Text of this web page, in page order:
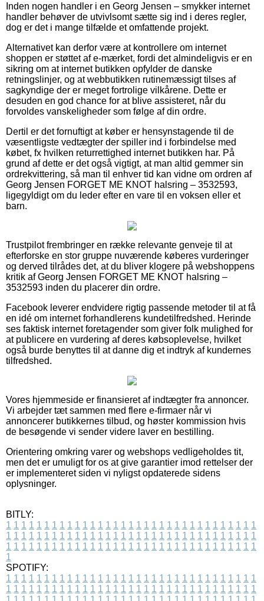
Inden nogen handler i en Georg Jensen – smykker internet
handler behøver de utvivlsomt sætte sig ind i deres regler,
dog er det i mange tilfælde et omfattende projekt.
Alternativet kan derfor være at kontrollere om internet
shoppen er støttet af e-mærket, fordi det almindeligvis er en
sikring om at internet butikken opfylder de danske
retningslinjer, og at webbutikken rutinemæssigt tilses af
sagkyndige der er meget fortrolige vilkårene. Dette er
desuden en god chance for at blive assisteret, når du
forvoldes vanskeligheder som følge af din ordre.
Dertil er det fornuftigt at køber er hensynstagende til de
væsentligste vedtægter der spiller ind i forbindelse med
købet, fx hvilken returrettighed internet butikken har. På
grund af dette er det også vigtigt, at man altid gemmer sin
ordrekvittering, så man til enhver tid kan vidne om ordren af
Georg Jensen FORGET ME KNOT halsring – 3532593,
ligegyldigt om du leder efter en vare til en voksen eller et
barn.
Trustpilot frembringer en række relevante genveje til at
efterforske en stor gruppe nuværende køberes vurderinger
og derved tilrådes det, at du bliver klogere på webshoppens
kritik af Georg Jensen FORGET ME KNOT halsring –
3532593 inden du placerer din ordre.
Facebook leverer endvidere rigtig passende metoder til at få
en idé om internet forhandlerens kundetilfredshed. Herinde
ses faktisk internet foretagender som giver folk mulighed for
at publicere en vurdering af deres købsoplevelse, hvilket
også burde benyttes til at danne dig et indtryk af kundernes
tilfredshed.
Vores hjemmeside er finansieret af indtægter fra annoncer.
Vi arbejder tæt sammen med flere e-firmaer når vi
annoncerer butikkernes tilbud, og høster kommission hvis
de besøgende vi sender videre laver en bestilling.
Orientering omkring varer og webshops vedligeholdes tit,
men det er umuligt for os at give garantier imod rettelser der
er implementeret siden vi nyligst opdaterede sidens
oplysninger.
BITLY:
1 1 1 1 1 1 1 1 1 1 1 1 1 1 1 1 1 1 1 1 1 1 1 1 1 1 1 1 1 1 1 1 1
1 1 1 1 1 1 1 1 1 1 1 1 1 1 1 1 1 1 1 1 1 1 1 1 1 1 1 1 1 1 1 1 1
1 1 1 1 1 1 1 1 1 1 1 1 1 1 1 1 1 1 1 1 1 1 1 1 1 1 1 1 1 1 1 1 1
1
SPOTIFY:
1 1 1 1 1 1 1 1 1 1 1 1 1 1 1 1 1 1 1 1 1 1 1 1 1 1 1 1 1 1 1 1 1
1 1 1 1 1 1 1 1 1 1 1 1 1 1 1 1 1 1 1 1 1 1 1 1 1 1 1 1 1 1 1 1 1